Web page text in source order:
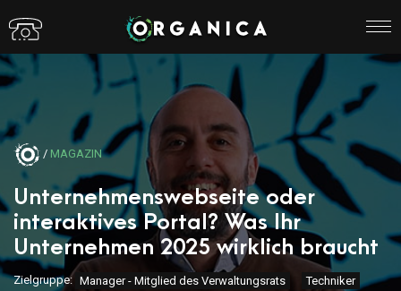
/ MAGAZIN
Unternehmenswebseite oder
interaktives Portal? Was Ihr
Unternehmen 2025 wirklich braucht
Zielgruppe: Manager - Mitglied des Verwaltungsrats Techniker